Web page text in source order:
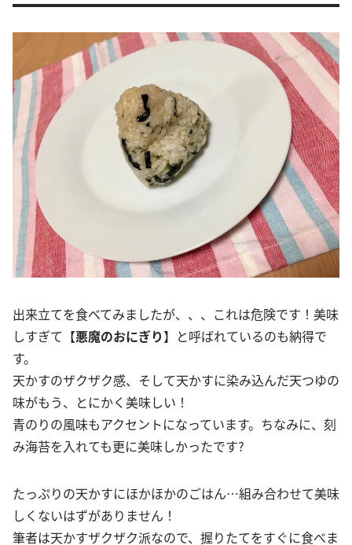
出来立てを食べてみましたが、、、これは危険です！美味
しすぎて【悪魔のおにぎり】と呼ばれているのも納得で
す。
天かすのザクザク感、そして天かすに染み込んだ天つゆの
味がもう、とにかく美味しい！
青のりの風味もアクセントになっています。ちなみに、刻
み海苔を入れても更に美味しかったです?
たっぷりの天かすにほかほかのごはん…組み合わせて美味
しくないはずがありません！
筆者は天かすザクザク派なので、握りたてをすぐに食べま